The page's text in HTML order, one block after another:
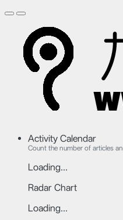
Activity Calendar
Count the number of articles
Loading...
Radar Chart
Loading...